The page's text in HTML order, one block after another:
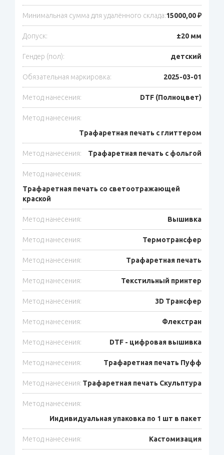
Минимальная сумма для удалённого склада:15000,00 ₽
Допуск: ±20 мм
Гендер (пол): детский
Обязательная маркировка: 2025-03-01
Метод нанесения: DTF (Полноцвет)
Метод нанесения:
Трафаретная печать с глиттером
Метод нанесения: Трафаретная печать с фольгой
Метод нанесения:
Трафаретная печать со светоотражающей
краской
Метод нанесения: Вышивка
Метод нанесения: Термотрансфер
Метод нанесения: Трафаретная печать
Метод нанесения: Текстильный принтер
Метод нанесения: 3D Трансфер
Метод нанесения: Флекстран
Метод нанесения: DTF - цифровая вышивка
Метод нанесения: Трафаретная печать Пуфф
Метод нанесения: Трафаретная печать Скульптура
Метод нанесения:
Индивидуальная упаковка по 1 шт в пакет
Метод нанесения: Кастомизация